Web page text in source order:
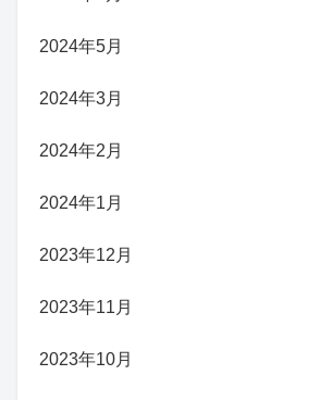
2024年5月
2024年3月
2024年2月
2024年1月
2023年12月
2023年11月
2023年10月